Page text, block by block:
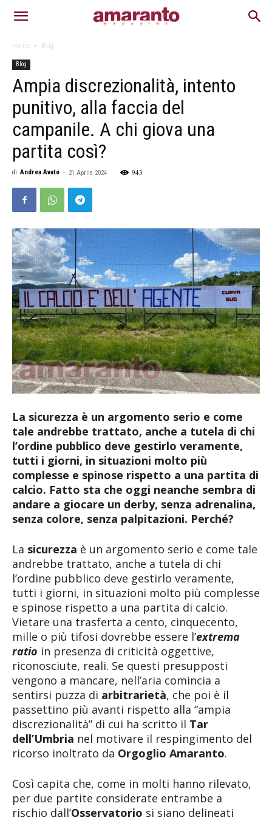
Home Blog
Blog
Ampia discrezionalità, intento
punitivo, alla faccia del
campanile. A chi giova una
partita così?
di Andrea Avato - 21 Aprile 2024 943
La sicurezza è un argomento serio e come
tale andrebbe trattato, anche a tutela di chi
l’ordine pubblico deve gestirlo veramente,
tutti i giorni, in situazioni molto più
complesse e spinose rispetto a una partita di
calcio. Fatto sta che oggi neanche sembra di
andare a giocare un derby, senza adrenalina,
senza colore, senza palpitazioni. Perché?
La sicurezza è un argomento serio e come tale
andrebbe trattato, anche a tutela di chi
l’ordine pubblico deve gestirlo veramente,
tutti i giorni, in situazioni molto più complesse
e spinose rispetto a una partita di calcio.
Vietare una trasferta a cento, cinquecento,
mille o più tifosi dovrebbe essere l’extrema
ratio in presenza di criticità oggettive,
riconosciute, reali. Se questi presupposti
vengono a mancare, nell’aria comincia a
sentirsi puzza di arbitrarietà, che poi è il
passettino più avanti rispetto alla “ampia
discrezionalità” di cui ha scritto il Tar
dell’Umbria nel motivare il respingimento del
ricorso inoltrato da Orgoglio Amaranto.
Così capita che, come in molti hanno rilevato,
per due partite considerate entrambe a
rischio dall’Osservatorio si siano delineati